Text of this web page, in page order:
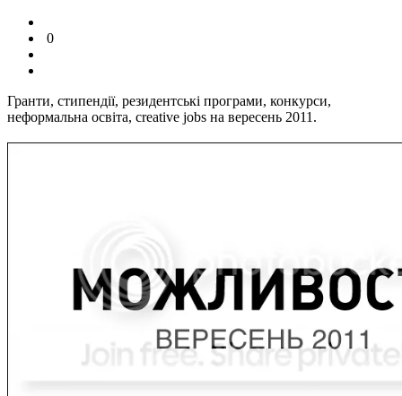
0
Гранти, стипендії, резидентські програми, конкурси,
неформальна освіта, creative jobs на вересень 2011.